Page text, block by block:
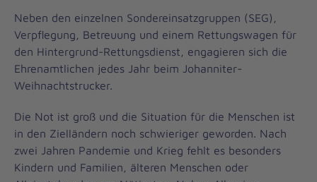
Neben den einzelnen Sondereinsatzgruppen (SEG),
Verpflegung, Betreuung und einem Rettungswagen für
den Hintergrund-Rettungsdienst, engagieren sich die
Ehrenamtlichen jedes Jahr beim Johanniter-
Weihnachtstrucker.
Die Not ist groß und die Situation für die Menschen ist
in den Zielländern noch schwieriger geworden. Nach
zwei Jahren Pandemie und Krieg fehlt es besonders
Kindern und Familien, älteren Menschen oder